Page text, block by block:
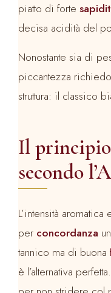
piatto di forte
decisa acidità del
Nonostante sia di
piccantezza
struttura: il classico
Il
secondo
L’intensità
per concordanza
tannico ma di buona
è l’alternativa